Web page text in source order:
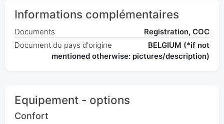
Informations complémentaires
Documents
Registration, COC
Document du pays d'origine
BELGIUM (*if not
mentioned otherwise: pictures/description)
Equipement - options
Confort